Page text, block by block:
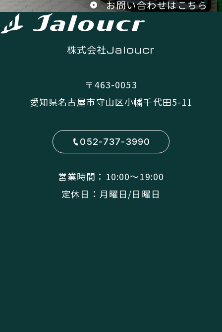
お問い合わせはこちら
株式会社Jaloucr
〒463-0053
愛知県名古屋市守山区小幡千代田5-11
052-737-3990
営業時間：10:00〜19:00
定休日：月曜日/日曜日